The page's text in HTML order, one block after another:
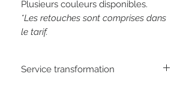
Plusieurs couleurs disponibles.
*Les retouches sont comprises dans
le tarif.
Service transformation